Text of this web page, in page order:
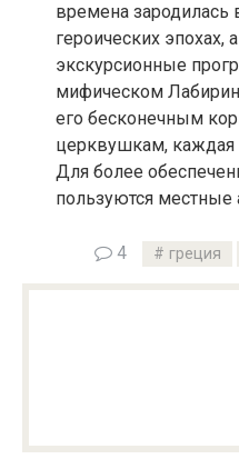
времена зародилась
героических
экскурсионные
мифическом
его бесконечным
церквушкам, каждая
Для более
пользуются местные
4 греция